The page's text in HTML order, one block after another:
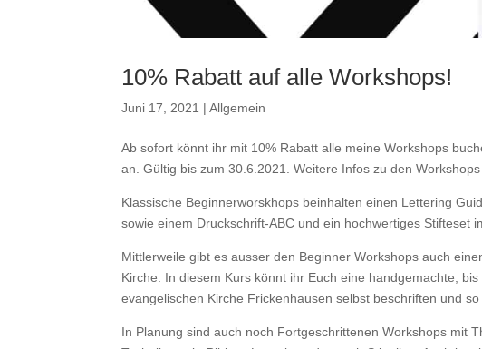
10% Rabatt auf alle Workshops!
Juni 17, 2021 |Allgemein
Ab sofort könnt ihr mit 10% Rabatt alle meine Workshops
an. Gültig bis zum 30.6.2021. Weitere Infos zu den
Klassische Beginnerworskhops beinhalten einen Lettering
sowie einem Druckschrift-ABC und ein hochwertiges Stifteset
Mittlerweile gibt es ausser den Beginner Workshops auch
Kirche. In diesem Kurs könnt ihr Euch eine handgemachte,
evangelischen Kirche Frickenhausen selbst beschriften und
In Planung sind auch noch Fortgeschrittenen Workshops mit